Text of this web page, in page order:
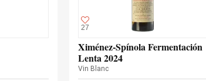
27
Ximénez-Spínola Fermentación
Lenta 2024
Vin Blanc